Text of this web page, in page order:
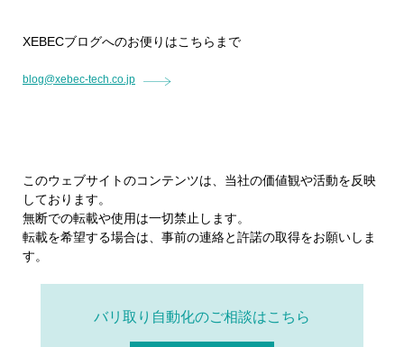
XEBECブログへのお便りはこちらまで
blog@xebec-tech.co.jp
このウェブサイトのコンテンツは、当社の価値観や活動を反映
しております。
無断での転載や使用は一切禁止します。
転載を希望する場合は、事前の連絡と許諾の取得をお願いしま
す。
バリ取り自動化のご相談はこちら